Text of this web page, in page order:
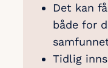
Det kan
både for
Tidlig